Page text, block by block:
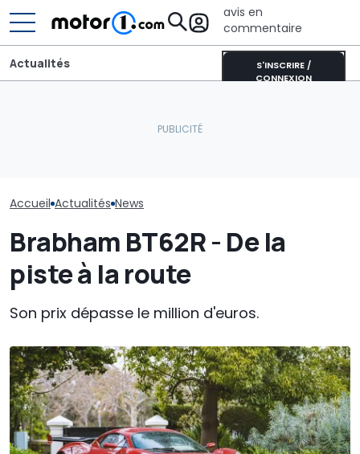
avis en
commentaire
S'INSCRIRE /
CONNEXION
Actualités
Accueil Actualités News
Brabham BT62R - De la
piste à la route
Son prix dépasse le million d'euros.